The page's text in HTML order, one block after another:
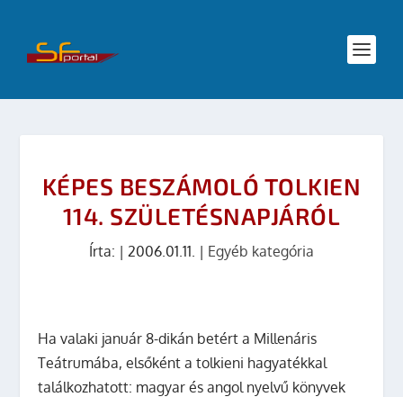
KÉPES BESZÁMOLÓ TOLKIEN
114. SZÜLETÉSNAPJÁRÓL
Írta: | 2006.01.11. | Egyéb kategória
Ha valaki január 8-dikán betért a Millenáris
Teátrumába, elsőként a tolkieni hagyatékkal
találkozhatott: magyar és angol nyelvű könyvek